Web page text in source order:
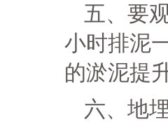
五、要
小时排泥
的淤泥提
六、地